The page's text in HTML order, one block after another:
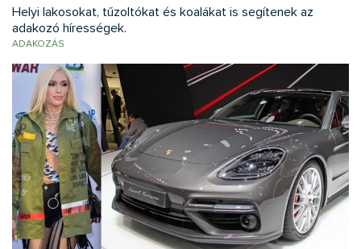
Helyi lakosokat, tűzoltókat és koalákat is segítenek az
adakozó hírességek.
ADAKOZÁS